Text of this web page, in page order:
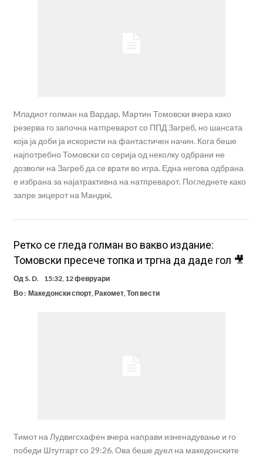
Mладиот голман на Вардар, Мартин Томовски вчера како
резерва го започна натпреварот со ППД Загреб, но шансата
која ја доби ја искористи на фантастичен начин. Кога беше
најпотребно Томовски со серија од неколку одбрани не
дозволи на Загреб да се врати во игра. Една негова одбрана
е избрана за најатрактивна на натпреварот. Погледнете како
запре зицерот на Мандиќ.
Ретко се гледа голман во вакво издание:
Toмовски пресече топка и тргна да даде гол 🎥
Од S. D.
15:32, 12 февруари
Во : Македонски спорт,Ракомет,Топ вести
Тимот на Лудвигсхафен вчера направи изненадување и го
победи Штутгарт со 29:26. Ова беше дуел на македонските